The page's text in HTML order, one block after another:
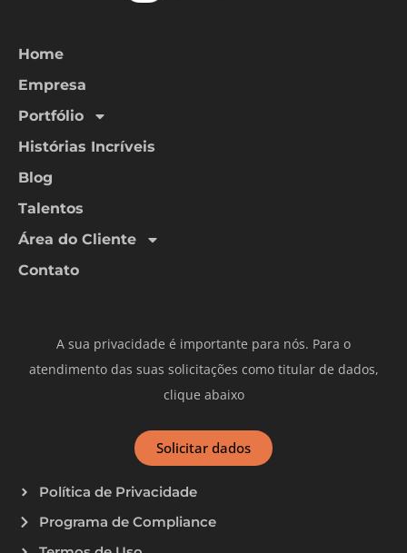
Home
Empresa
Portfólio
Histórias Incríveis
Blog
Talentos
Área do Cliente
Contato
A sua privacidade é importante para nós. Para o
atendimento das suas solicitações como titular de dados,
clique abaixo
Solicitar dados
Política de Privacidade
Programa de Compliance